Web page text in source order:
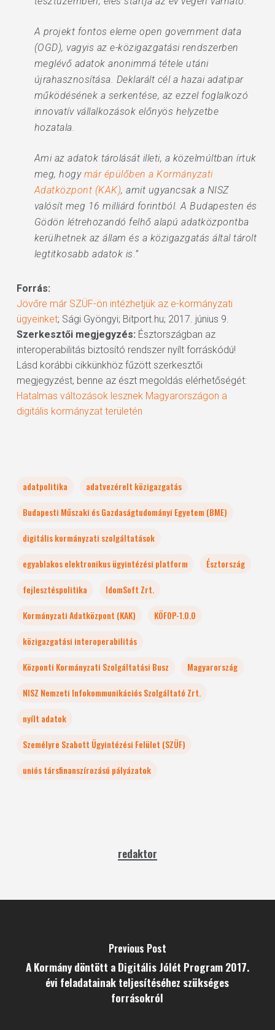
A projekt fontos eleme open government data
(OGD), vagyis az e-közigazgatási rendszerben
meglévő adatok anonimmá tétele utáni
újrahasznosítása. Deklarált cél a hazai adatipar
működésének a serkentése, az ezzel foglalkozó
innovatív vállalkozások előnyös helyzetbe
hozatala.
Ami az adatok tárolását illeti, a közelmúltban írtuk
meg, hogy már épülőben a Kormányzati
Adatközpont (KAK), amit ugyancsak a NISZ
valósít meg 16 milliárd forintból. A Budapesten és
Gödön létrehozandó felhő alapú adatközpontba
kerülhetnek az állam és a közigazgatás által tárolt
legtitkosabb adatok is.”
Forrás:
Jövőre már SZÜF-ön intézhetjük az e-kormányzati
ügyeinket; Sági Gyöngyi; Bitport.hu; 2017. június 9.
Szerkesztői megjegyzés: Észtországban az
interoperabilitás biztosító rendszer nyílt forráskódú!
Lásd korábbi cikkünkhöz fűzött szerkesztői
megjegyzést, benne az észt megoldás elérhetőségét:
Hatalmas változások lesznek Magyarországon a
digitális kormányzat területén
adatpolitika
adatvezérelt közigazgatás
Budapesti Műszaki és Gazdaságtudományi Egyetem (BME)
digitális kormányzati szolgáltatások
egyablakos elektronikus ügyintézési platform
Észtország
fejlesztéspolitika
IdomSoft Zrt.
Kormányzati Adatközpont (KAK)
KÖFOP-1.0.0
közigazgatási interoperabilitás
Központi Kormányzati Szolgáltatási Busz
Magyarország
NISZ Nemzeti Infokommunikációs Szolgáltató Zrt.
nyílt adatok
Személyre Szabott Ügyintézési Felület (SZÜF)
uniós társfinanszírozású pályázatok
redaktor
Previous Post
A Kormány döntött a Digitális Jólét Program 2017.
évi feladatainak teljesítéséhez szükséges
forrásokról